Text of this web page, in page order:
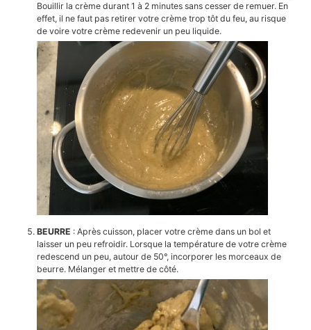
Bouillir la crème durant 1 à 2 minutes sans cesser de remuer. En
effet, il ne faut pas retirer votre crème trop tôt du feu, au risque
de voire votre crème redevenir un peu liquide.
BEURRE : Après cuisson, placer votre crème dans un bol et
laisser un peu refroidir. Lorsque la température de votre crème
redescend un peu, autour de 50°, incorporer les morceaux de
beurre. Mélanger et mettre de côté.